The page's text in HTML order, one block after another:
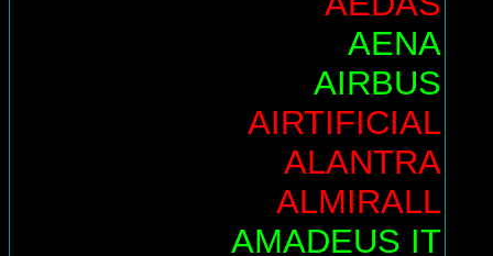
AENA
AIRBUS
AIRTIFICIAL
ALANTRA
ALMIRALL
AMADEUS IT